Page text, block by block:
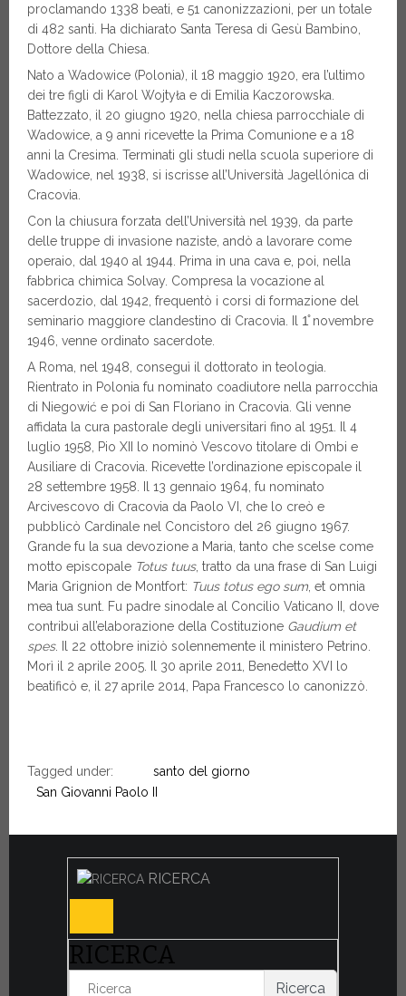
proclamando 1338 beati, e 51 canonizzazioni, per un totale
di 482 santi. Ha dichiarato Santa Teresa di Gesù Bambino,
Dottore della Chiesa.
Nato a Wadowice (Polonia), il 18 maggio 1920, era l’ultimo
dei tre figli di Karol Wojtyła e di Emilia Kaczorowska.
Battezzato, il 20 giugno 1920, nella chiesa parrocchiale di
Wadowice, a 9 anni ricevette la Prima Comunione e a 18
anni la Cresima. Terminati gli studi nella scuola superiore di
Wadowice, nel 1938, si iscrisse all’Università Jagellónica di
Cracovia.
Con la chiusura forzata dell’Università nel 1939, da parte
delle truppe di invasione naziste, andò a lavorare come
operaio, dal 1940 al 1944. Prima in una cava e, poi, nella
fabbrica chimica Solvay. Compresa la vocazione al
sacerdozio, dal 1942, frequentò i corsi di formazione del
seminario maggiore clandestino di Cracovia. Il 1̊ novembre
1946, venne ordinato sacerdote.
A Roma, nel 1948, conseguì il dottorato in teologia.
Rientrato in Polonia fu nominato coadiutore nella parrocchia
di Niegowić e poi di San Floriano in Cracovia. Gli venne
affidata la cura pastorale degli universitari fino al 1951. Il 4
luglio 1958, Pio XII lo nominò Vescovo titolare di Ombi e
Ausiliare di Cracovia. Ricevette l’ordinazione episcopale il
28 settembre 1958. Il 13 gennaio 1964, fu nominato
Arcivescovo di Cracovia da Paolo VI, che lo creò e
pubblicò Cardinale nel Concistoro del 26 giugno 1967.
Grande fu la sua devozione a Maria, tanto che scelse come
motto episcopale Totus tuus, tratto da una frase di San Luigi
Maria Grignion de Montfort: Tuus totus ego sum , et omnia
mea tua sunt. Fu padre sinodale al Concilio Vaticano II, dove
contribuì all’elaborazione della Costituzione Gaudium et
spes. Il 22 ottobre iniziò solennemente il ministero Petrino.
Morì il 2 aprile 2005. Il 30 aprile 2011, Benedetto XVI lo
beatificò e, il 27 aprile 2014, Papa Francesco lo canonizzò.
Tagged under:
santo del giorno
San Giovanni Paolo II
RICERCA
RICERCA
Ricerca